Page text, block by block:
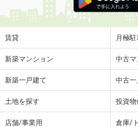
賃貸 月極
新築マンション 中古マ
新築一戸建て 中古一
土地を探す 投資物
店舗/事業用 倉庫/